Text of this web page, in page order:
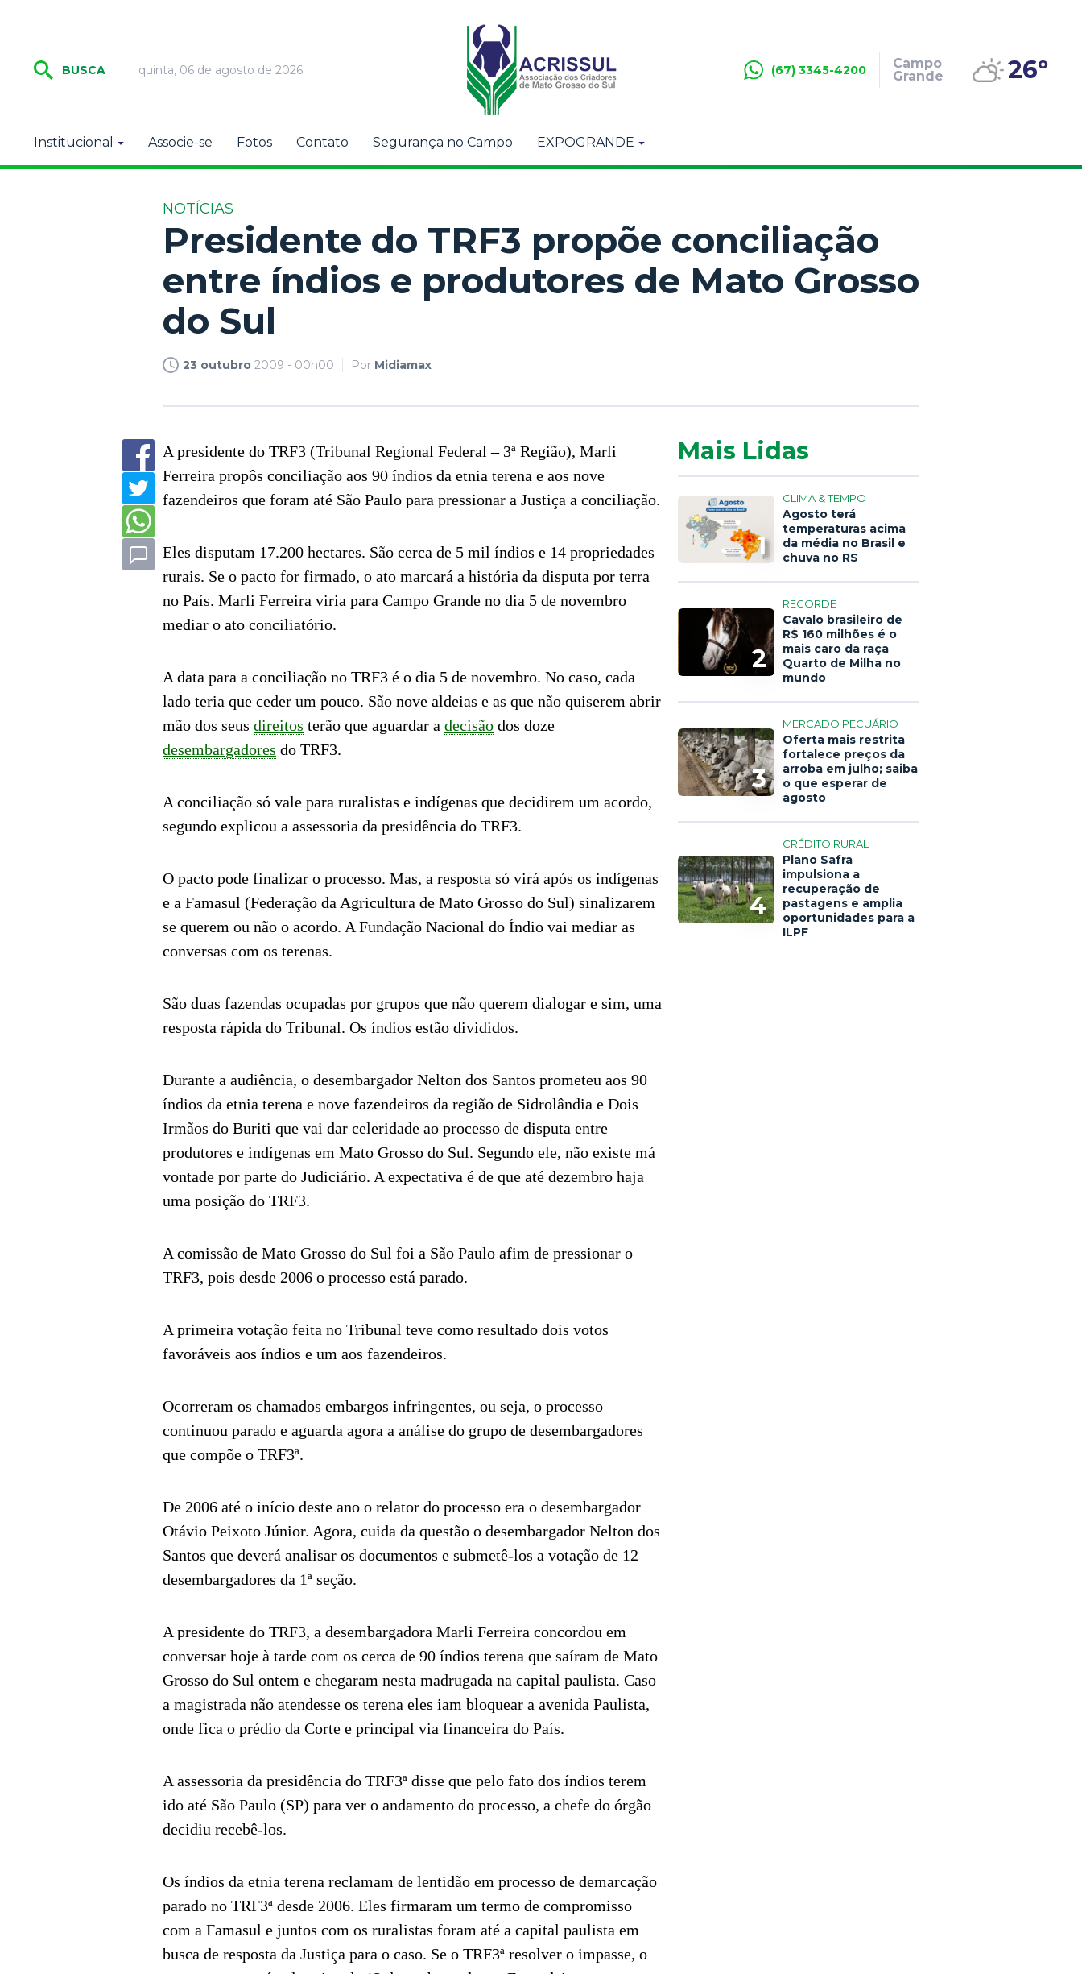
BUSCA quinta, 06 de agosto de 2026 (67) 3345-4200
Campo
Grande
26º
Institucional Associe-se Fotos Contato Segurança no Campo EXPOGRANDE
NOTÍCIAS
Presidente do TRF3 propõe conciliação
entre índios e produtores de Mato Grosso
do Sul
23 outubro 2009 - 00h00 Por Midiamax
A presidente do TRF3 (Tribunal Regional Federal – 3ª Região), Marli
Ferreira propôs conciliação aos 90 índios da etnia terena e aos nove
fazendeiros que foram até São Paulo para pressionar a Justiça a conciliação.
Eles disputam 17.200 hectares. São cerca de 5 mil índios e 14 propriedades
rurais. Se o pacto for firmado, o ato marcará a história da disputa por terra
no País. Marli Ferreira viria para Campo Grande no dia 5 de novembro
mediar o ato conciliatório.
A data para a conciliação no TRF3 é o dia 5 de novembro. No caso, cada
lado teria que ceder um pouco. São nove aldeias e as que não quiserem abrir
mão dos seus direitos terão que aguardar a decisão dos doze
desembargadores do TRF3.
A conciliação só vale para ruralistas e indígenas que decidirem um acordo,
segundo explicou a assessoria da presidência do TRF3.
O pacto pode finalizar o processo. Mas, a resposta só virá após os indígenas
e a Famasul (Federação da Agricultura de Mato Grosso do Sul) sinalizarem
se querem ou não o acordo. A Fundação Nacional do Índio vai mediar as
conversas com os terenas.
São duas fazendas ocupadas por grupos que não querem dialogar e sim, uma
resposta rápida do Tribunal. Os índios estão divididos.
Durante a audiência, o desembargador Nelton dos Santos prometeu aos 90
índios da etnia terena e nove fazendeiros da região de Sidrolândia e Dois
Irmãos do Buriti que vai dar celeridade ao processo de disputa entre
produtores e indígenas em Mato Grosso do Sul. Segundo ele, não existe má
vontade por parte do Judiciário. A expectativa é de que até dezembro haja
uma posição do TRF3.
A comissão de Mato Grosso do Sul foi a São Paulo afim de pressionar o
TRF3, pois desde 2006 o processo está parado.
A primeira votação feita no Tribunal teve como resultado dois votos
favoráveis aos índios e um aos fazendeiros.
Ocorreram os chamados embargos infringentes, ou seja, o processo
continuou parado e aguarda agora a análise do grupo de desembargadores
que compõe o TRF3ª.
De 2006 até o início deste ano o relator do processo era o desembargador
Otávio Peixoto Júnior. Agora, cuida da questão o desembargador Nelton dos
Santos que deverá analisar os documentos e submetê-los a votação de 12
desembargadores da 1ª seção.
A presidente do TRF3, a desembargadora Marli Ferreira concordou em
conversar hoje à tarde com os cerca de 90 índios terena que saíram de Mato
Grosso do Sul ontem e chegaram nesta madrugada na capital paulista. Caso
a magistrada não atendesse os terena eles iam bloquear a avenida Paulista,
onde fica o prédio da Corte e principal via financeira do País.
A assessoria da presidência do TRF3ª disse que pelo fato dos índios terem
ido até São Paulo (SP) para ver o andamento do processo, a chefe do órgão
decidiu recebê-los.
Os índios da etnia terena reclamam de lentidão em processo de demarcação
parado no TRF3ª desde 2006. Eles firmaram um termo de compromisso
com a Famasul e juntos com os ruralistas foram até a capital paulista em
busca de resposta da Justiça para o caso. Se o TRF3ª resolver o impasse, o
Mais Lidas
1
CLIMA & TEMPO
Agosto terá
temperaturas acima
da média no Brasil e
chuva no RS
2
RECORDE
Cavalo brasileiro de
R$ 160 milhões é o
mais caro da raça
Quarto de Milha no
mundo
3
MERCADO PECUÁRIO
Oferta mais restrita
fortalece preços da
arroba em julho; saiba
o que esperar de
agosto
4
CRÉDITO RURAL
Plano Safra
impulsiona a
recuperação de
pastagens e amplia
oportunidades para a
ILPF